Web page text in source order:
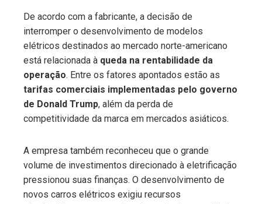
De acordo com a fabricante, a decisão de
interromper o desenvolvimento de modelos
elétricos destinados ao mercado norte-americano
está relacionada à queda na rentabilidade da
operação. Entre os fatores apontados estão as
tarifas comerciais implementadas pelo governo
de Donald Trump, além da perda de
competitividade da marca em mercados asiáticos.
A empresa também reconheceu que o grande
volume de investimentos direcionado à eletrificação
pressionou suas finanças. O desenvolvimento de
novos carros elétricos exigiu recursos